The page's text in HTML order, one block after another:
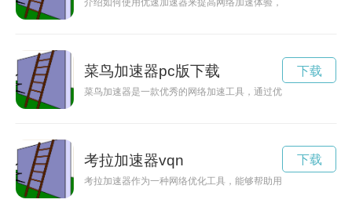
介绍如何使用优速加速器来提高网络加速体验，优化网络连接，
菜鸟加速器pc版下载
菜鸟加速器是一款优秀的网络加速工具，通过优化网络连接，
下载
考拉加速器vqn
考拉加速器作为一种网络优化工具，能够帮助用户在网络传输
下载